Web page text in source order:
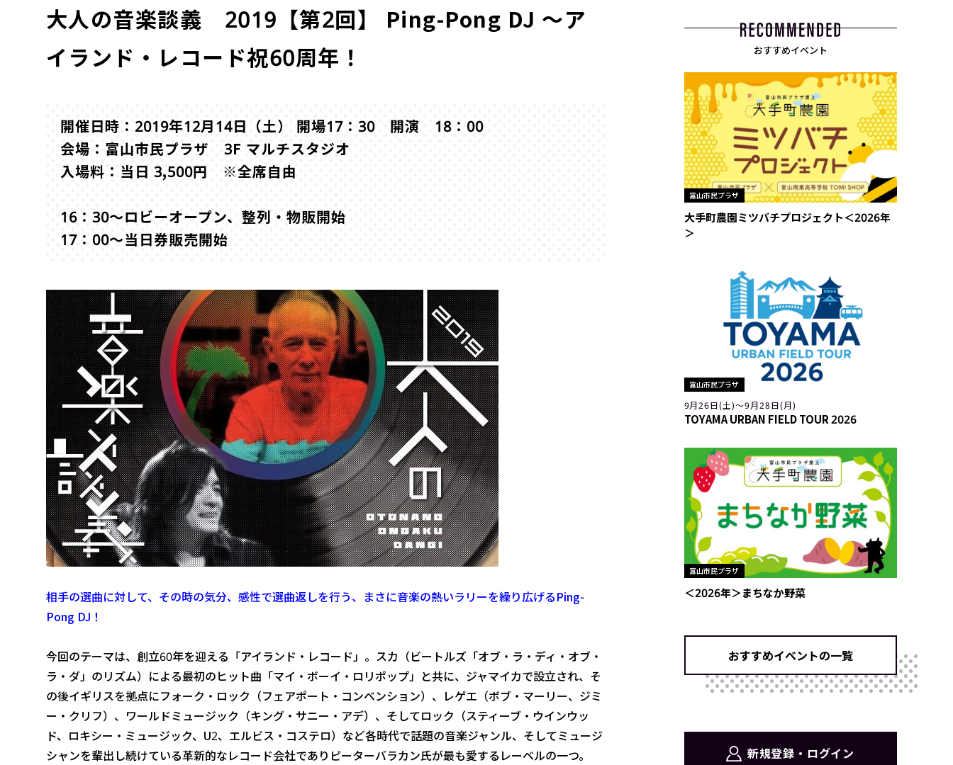
大人の音楽談義 2019【第2回】 Ping-Pong DJ ～ア
イランド・レコード祝60周年！
開催日時：2019年12月14日（土） 開場17：30 開演 18：00
会場：富山市民プラザ 3F マルチスタジオ
入場料：当日 3,500円 ※全席自由
16：30～ロビーオープン、整列・物販開始
17：00～当日券販売開始
相手の選曲に対して、その時の気分、感性で選曲返しを行う、まさに音楽の熱いラリーを繰り広げるPing-
Pong DJ！
今回のテーマは、創立60年を迎える「アイランド・レコード」。スカ（ビートルズ「オブ・ラ・ディ・オブ・
ラ・ダ」のリズム）による最初のヒット曲「マイ・ボーイ・ロリポップ」と共に、ジャマイカで設立され、そ
の後イギリスを拠点にフォーク・ロック（フェアポート・コンベンション）、レゲエ（ボブ・マーリー、ジミ
ー・クリフ）、ワールドミュージック（キング・サニー・アデ）、そしてロック（スティーブ・ウインウッ
ド、ロキシー・ミュージック、U2、エルビス・コステロ）など各時代で話題の音楽ジャンル、そしてミュージ
シャンを輩出し続けている革新的なレコード会社でありピーターバラカン氏が最も愛するレーベルの一つ。
おすすめイベント
富山市民プラザ
大手町農園ミツバチプロジェクト＜2026年
＞
富山市民プラザ
9月26日(土)〜9月28日(月)
TOYAMA URBAN FIELD TOUR 2026
富山市民プラザ
＜2026年＞まちなか野菜
おすすめイベントの一覧
新規登録・ログイン